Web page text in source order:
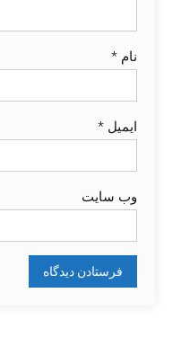
نام *
ایمیل *
وب‌ سایت